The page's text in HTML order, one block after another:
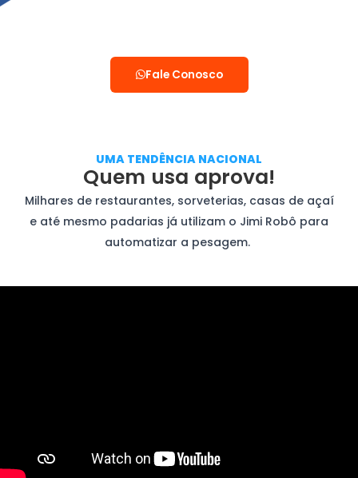
Fale Conosco
UMA TENDÊNCIA NACIONAL
Quem usa aprova!
Milhares de restaurantes, sorveterias, casas de açaí
e até mesmo padarias já utilizam o Jimi Robô para
automatizar a pesagem.